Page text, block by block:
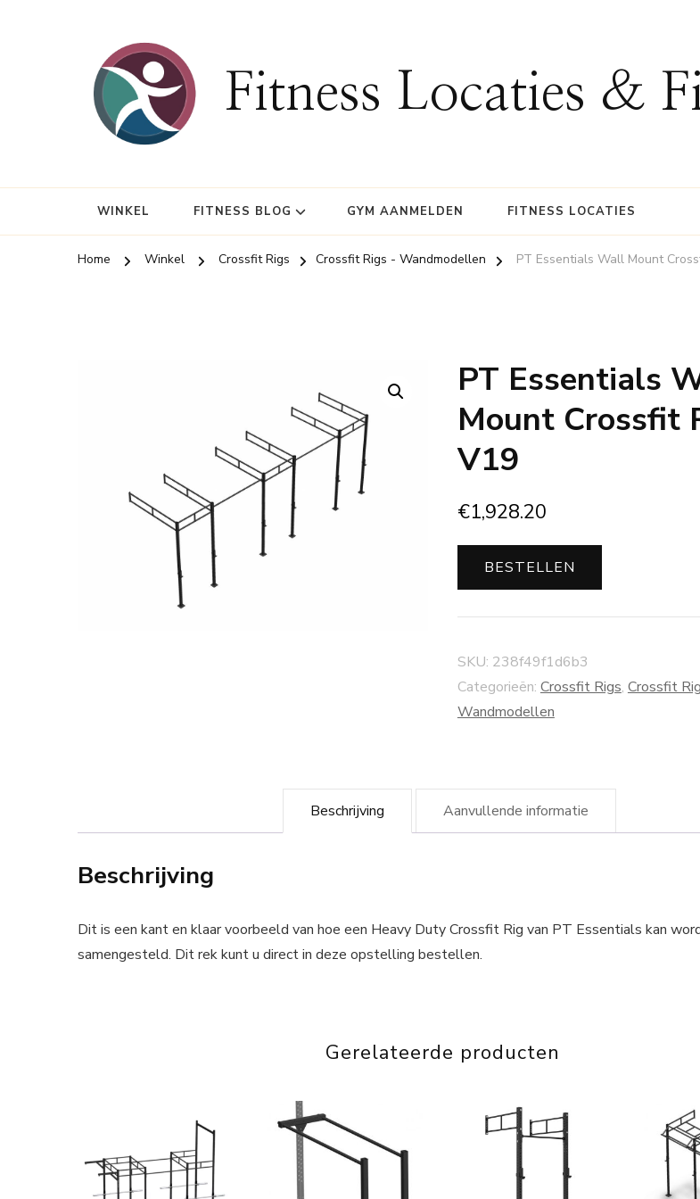
Fitness Locaties &
WINKEL FITNESS BLOG GYM AANMELDEN FITNESS LOCATIES
Home Winkel Crossfit Rigs Crossfit Rigs - Wandmodellen PT Essentials Wall Mount
PT Essentials
Mount Crossfit
V19
€1,928.20
BESTELLEN
SKU: 238f49f1d6b3
Categorieën: Crossfit Rigs, Crossfit
Wandmodellen
Beschrijving Aanvullende informatie
Beschrijving
Dit is een kant en klaar voorbeeld van hoe een Heavy Duty Crossfit Rig van PT Essentials kan
samengesteld. Dit rek kunt u direct in deze opstelling bestellen.
Gerelateerde producten